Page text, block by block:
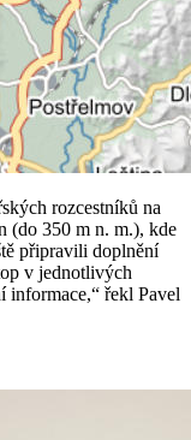
rozcestníků na
350 m n. m.), kde
připravili doplnění
v jednotlivých
řekl Pavel